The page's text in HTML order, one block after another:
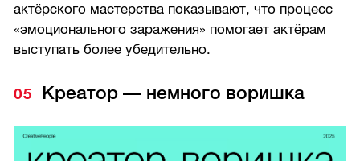
актёрского мастерства показывают, что процесс
«эмоционального заражения» помогает актёрам
выступать более убедительно.
Креатор — немного воришка